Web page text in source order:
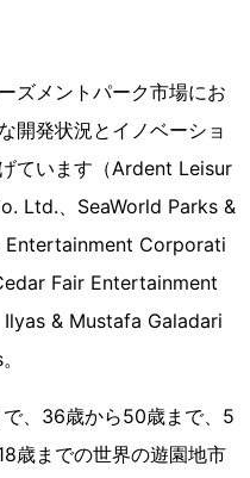
ズメントパーク市場にお
開発状況とイノベーショ
ています（Ardent Leisur
Ltd.、SeaWorld Parks &
Entertainment Corporati
Fair Entertainment
& Mustafa Galadari
、36歳から50歳まで、5
歳までの世界の遊園地市